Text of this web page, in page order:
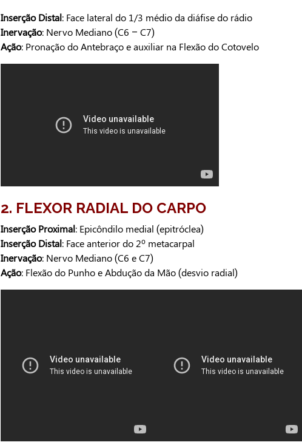
Inserção Distal: Face lateral do 1/3 médio da diáfise do rádio
Inervação: Nervo Mediano (C6 – C7)
Ação: Pronação do Antebraço e auxiliar na Flexão do Cotovelo
2. FLEXOR RADIAL DO CARPO
Inserção Proximal: Epicôndilo medial (epitróclea)
Inserção Distal: Face anterior do 2º metacarpal
Inervação: Nervo Mediano (C6 e C7)
Ação: Flexão do Punho e Abdução da Mão (desvio radial)